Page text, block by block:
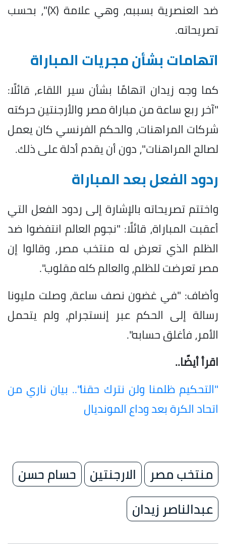
ضد العنصرية بسببه، وهي علامة (X)"، بحسب
تصريحاته.
اتهامات بشأن مجريات المباراة
كما وجه زيدان اتهامًا بشأن سير اللقاء، قائلًا:
"آخر ربع ساعة من مباراة مصر والأرجنتين حركته
شركات المراهنات، والحكم الفرنسي كان يعمل
لصالح المراهنات"، دون أن يقدم أدلة على ذلك.
ردود الفعل بعد المباراة
واختتم تصريحاته بالإشارة إلى ردود الفعل التي
أعقبت المباراة، قائلًا: "نجوم العالم انتفضوا ضد
الظلم الذي تعرض له منتخب مصر، وقالوا إن
مصر تعرضت للظلم، والعالم كله مقلوب".
وأضاف: "في غضون نصف ساعة، وصلت مليونا
رسالة إلى الحكم عبر إنستجرام، ولم يتحمل
الأمر، فأغلق حسابه".
اقرأ أيضًا..
"التحكيم ظلمنا ولن نترك حقنا".. بيان ناري من
اتحاد الكرة بعد وداع المونديال
منتخب مصر الارجنتين
حسام حسن
عبدالناصر زيدان